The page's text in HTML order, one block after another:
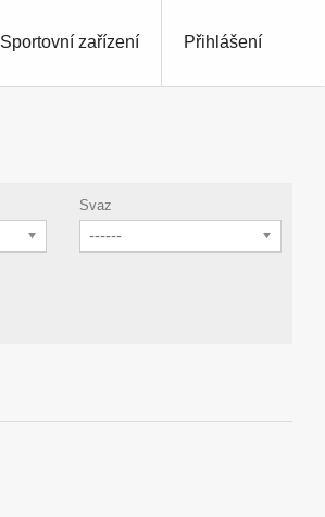
Přihlášení
Sportovní zařízení
Svaz
------